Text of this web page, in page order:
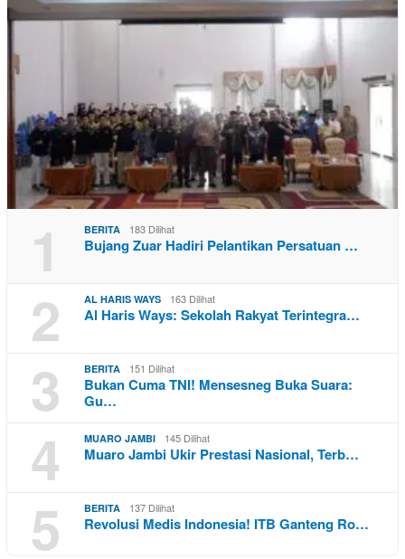
1 BERITA 183 Dilihat
Bujang Zuar Hadiri Pelantikan Persatuan …
2 AL HARIS WAYS 163 Dilihat
Al Haris Ways: Sekolah Rakyat Terintegra…
3 BERITA 151 Dilihat
Bukan Cuma TNI! Mensesneg Buka Suara:
Gu…
4 MUARO JAMBI 145 Dilihat
Muaro Jambi Ukir Prestasi Nasional, Terb…
5 BERITA 137 Dilihat
Revolusi Medis Indonesia! ITB Ganteng Ro…